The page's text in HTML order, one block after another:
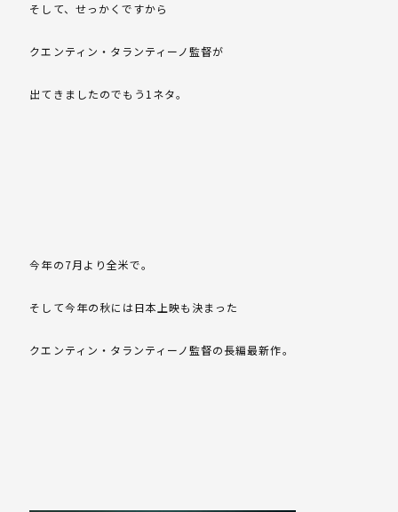
そして、せっかくですから
クエンティン・タランティーノ監督が
出てきましたのでもう1ネタ。
今年の7月より全米で。
そして今年の秋には日本上映も決まった
クエンティン・タランティーノ監督の長編最新作。